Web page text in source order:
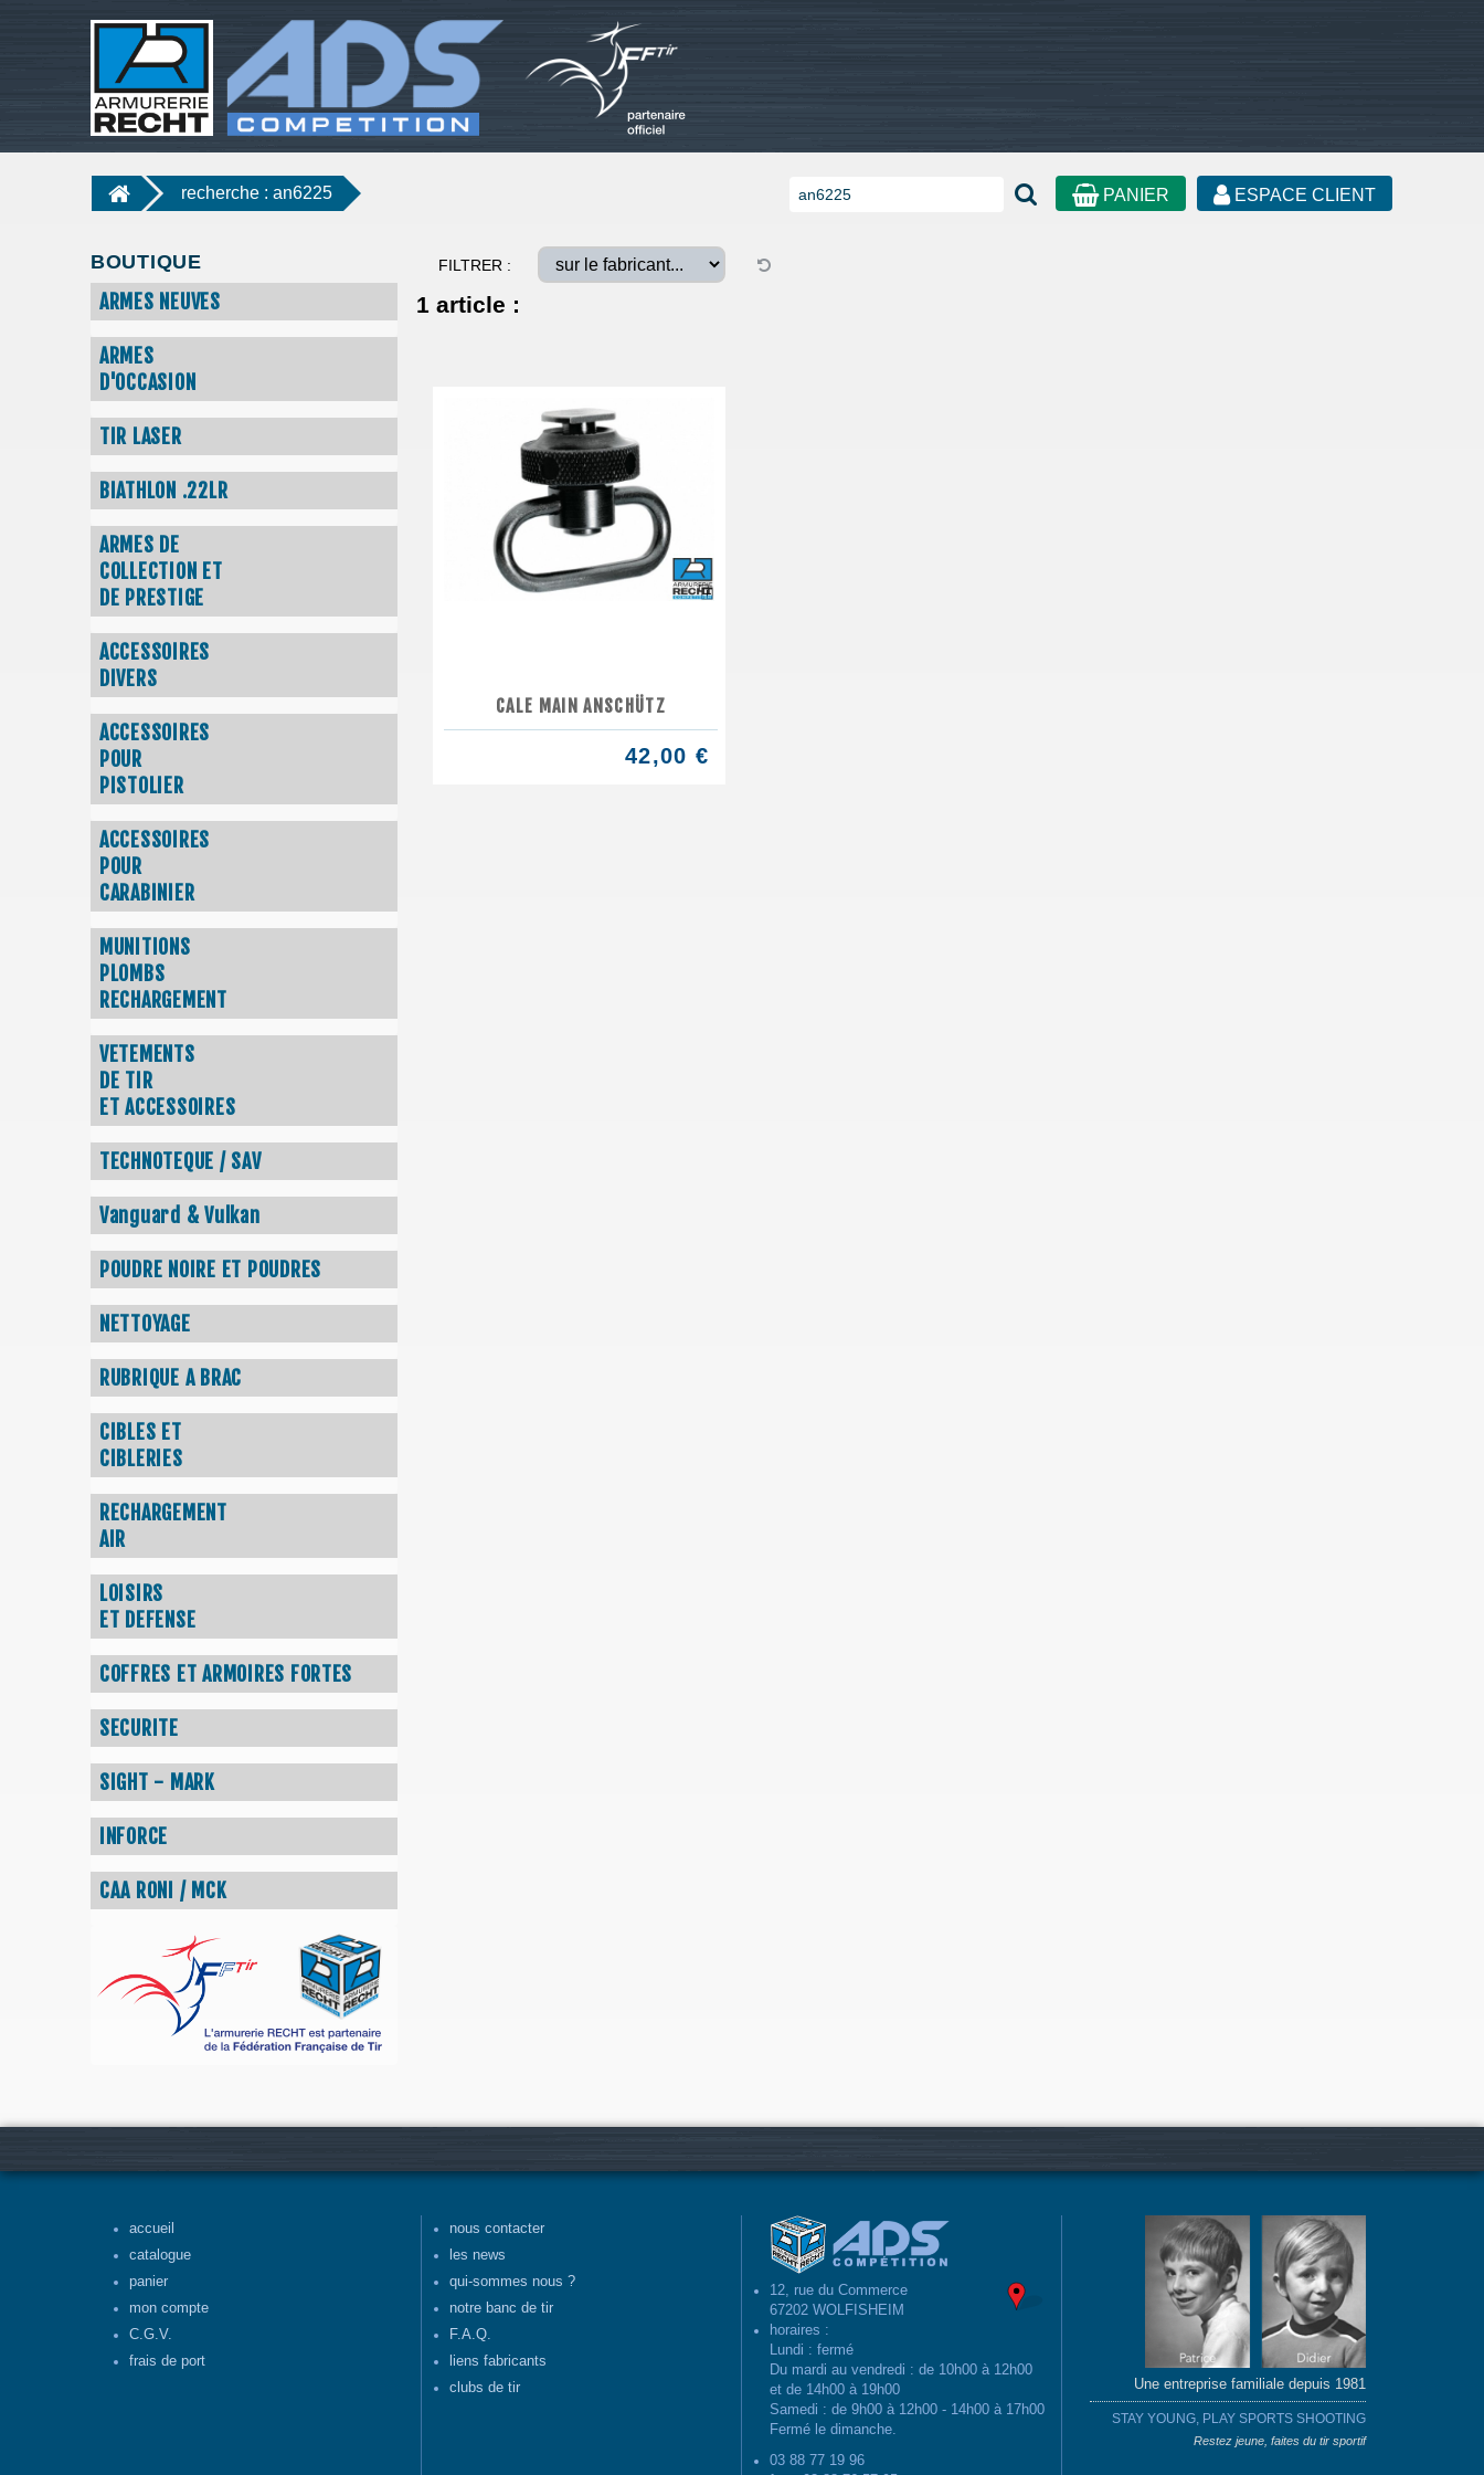
PANIER ESPACE CLIENT
recherche : an6225
BOUTIQUE
ARMES NEUVES
ARMES
D'OCCASION
TIR LASER
BIATHLON .22LR
ARMES DE
COLLECTION ET
DE PRESTIGE
ACCESSOIRES
DIVERS
ACCESSOIRES
POUR
PISTOLIER
ACCESSOIRES
POUR
CARABINIER
MUNITIONS
PLOMBS
RECHARGEMENT
VETEMENTS
DE TIR
ET ACCESSOIRES
TECHNOTEQUE / SAV
Vanguard & Vulkan
POUDRE NOIRE ET POUDRES
NETTOYAGE
RUBRIQUE A BRAC
CIBLES ET
CIBLERIES
RECHARGEMENT
AIR
LOISIRS
ET DEFENSE
COFFRES ET ARMOIRES FORTES
SECURITE
SIGHT - MARK
INFORCE
CAA RONI / MCK
FILTRER :
1 article :
CALE MAIN ANSCHÜTZ
42,00 €
accueil
catalogue
panier
mon compte
C.G.V.
frais de port
nous contacter
les news
qui-sommes nous ?
notre banc de tir
F.A.Q.
liens fabricants
clubs de tir
12, rue du Commerce
67202 WOLFISHEIM
horaires :
Lundi : fermé
Du mardi au vendredi : de 10h00 à 12h00
et de 14h00 à 19h00
Samedi : de 9h00 à 12h00 - 14h00 à 17h00
Fermé le dimanche.
03 88 77 19 96
Une entreprise familiale depuis 1981
STAY YOUNG, PLAY SPORTS SHOOTING
Restez jeune, faites du tir sportif